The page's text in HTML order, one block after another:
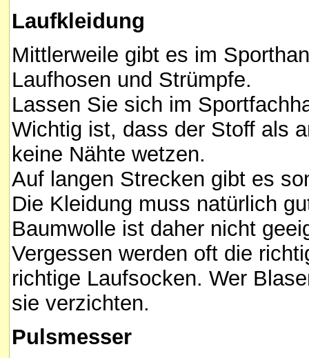
Laufkleidung
Mittlerweile gibt es im
Laufhosen und Strümpfe.
Lassen Sie sich im
Wichtig ist, dass der Stoff als
keine Nähte wetzen.
Auf langen Strecken gibt es
Die Kleidung muss natürlich
Baumwolle ist daher nicht
Vergessen werden oft die
richtige Laufsocken. Wer
sie verzichten.
Pulsmesser